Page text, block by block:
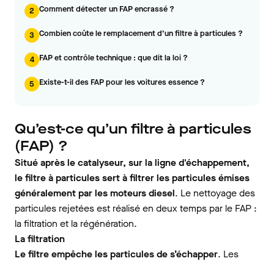
2 Comment détecter un FAP encrassé ?
3 Combien coûte le remplacement d’un filtre à particules ?
4 FAP et contrôle technique : que dit la loi ?
5 Existe-t-il des FAP pour les voitures essence ?
Qu’est-ce qu’un filtre à particules
(FAP) ?
Situé après le catalyseur, sur la ligne d'échappement,
le filtre à particules sert à filtrer les particules émises
généralement par les moteurs diesel. Le nettoyage des
particules rejetées est réalisé en deux temps par le FAP :
la filtration et la régénération.
La filtration
Le filtre empêche les particules de s’échapper. Les